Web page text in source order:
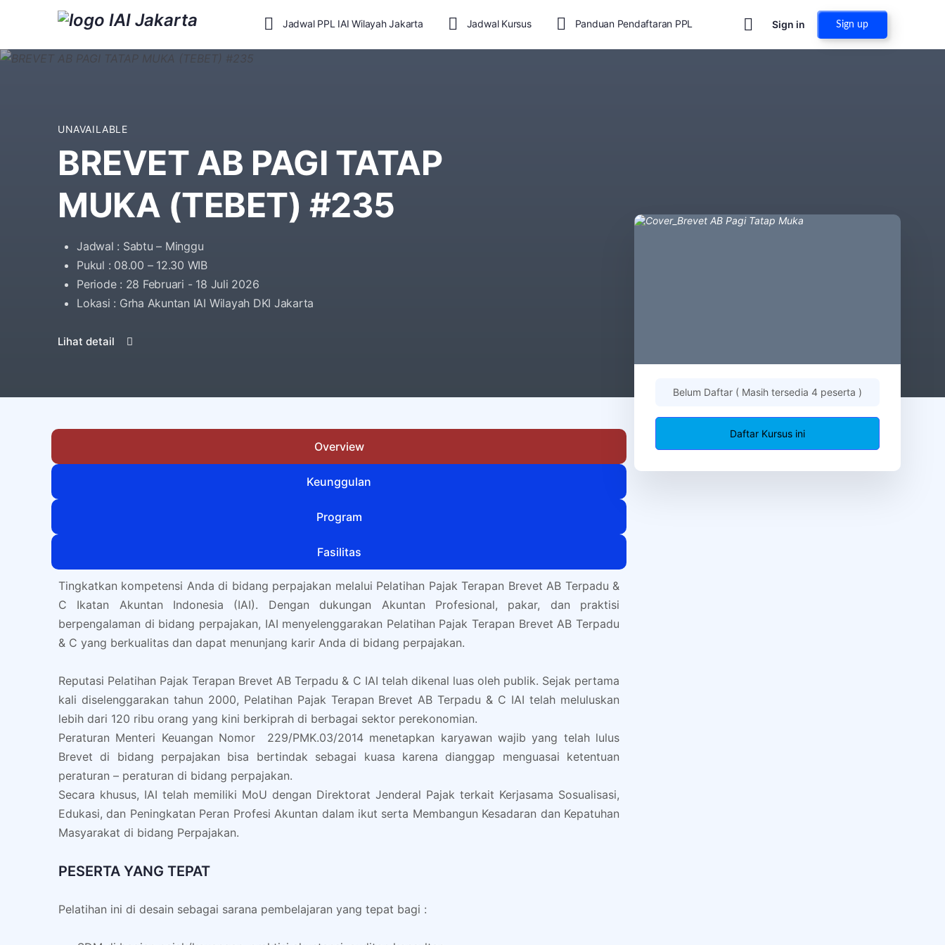
Jadwal PPL IAI Wilayah Jakarta Jadwal Kursus Panduan Pendaftaran PPL Sign in Sign up
UNAVAILABLE
BREVET AB PAGI TATAP
MUKA (TEBET) #235
Jadwal : Sabtu – Minggu
Pukul : 08.00 – 12.30 WIB
Periode : 28 Februari - 18 Juli 2026
Lokasi : Grha Akuntan IAI Wilayah DKI Jakarta
Lihat detail
Overview
Keunggulan
Program
Fasilitas
Tingkatkan kompetensi Anda di bidang perpajakan melalui Pelatihan Pajak Terapan Brevet AB Terpadu &
C Ikatan Akuntan Indonesia (IAI). Dengan dukungan Akuntan Profesional, pakar, dan praktisi
berpengalaman di bidang perpajakan, IAI menyelenggarakan Pelatihan Pajak Terapan Brevet AB Terpadu
& C yang berkualitas dan dapat menunjang karir Anda di bidang perpajakan.
Reputasi Pelatihan Pajak Terapan Brevet AB Terpadu & C IAI telah dikenal luas oleh publik. Sejak pertama
kali diselenggarakan tahun 2000, Pelatihan Pajak Terapan Brevet AB Terpadu & C IAI telah meluluskan
lebih dari 120 ribu orang yang kini berkiprah di berbagai sektor perekonomian.
Peraturan Menteri Keuangan Nomor 229/PMK.03/2014 menetapkan karyawan wajib yang telah lulus
Brevet di bidang perpajakan bisa bertindak sebagai kuasa karena dianggap menguasai ketentuan
peraturan – peraturan di bidang perpajakan.
Secara khusus, IAI telah memiliki MoU dengan Direktorat Jenderal Pajak terkait Kerjasama Sosualisasi,
Edukasi, dan Peningkatan Peran Profesi Akuntan dalam ikut serta Membangun Kesadaran dan Kepatuhan
Masyarakat di bidang Perpajakan.
PESERTA YANG TEPAT
Pelatihan ini di desain sebagai sarana pembelajaran yang tepat bagi :
Belum Daftar ( Masih tersedia 4 peserta )
Daftar Kursus ini